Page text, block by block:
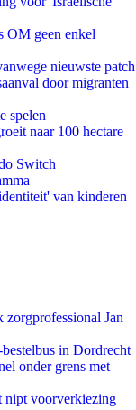
OM geen enkel
nieuwste patch
door migranten
spelen
naar 100 hectare
Switch
van kinderen
Jan
in Dordrecht
onder grens met
nipt voorverkiezing